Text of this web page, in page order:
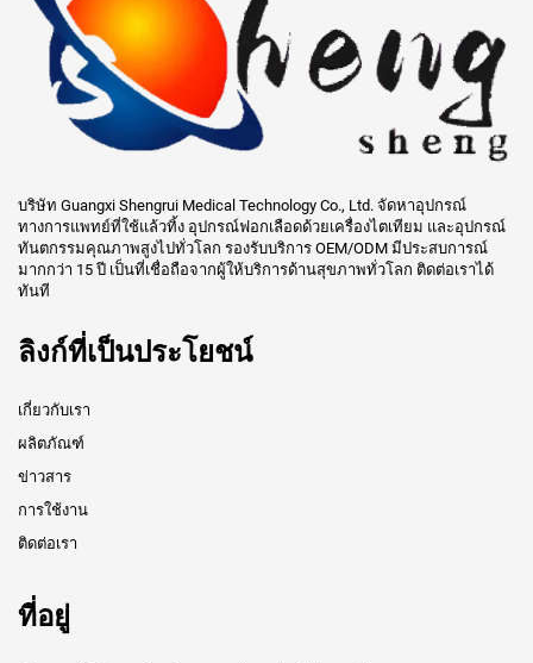
บริษัท Guangxi Shengrui Medical Technology Co., Ltd. จัดหาอุปกรณ์
ทางการแพทย์ที่ใช้แล้วทิ้ง อุปกรณ์ฟอกเลือดด้วยเครื่องไตเทียม และอุปกรณ์
ทันตกรรมคุณภาพสูงไปทั่วโลก รองรับบริการ OEM/ODM มีประสบการณ์
มากกว่า 15 ปี เป็นที่เชื่อถือจากผู้ให้บริการด้านสุขภาพทั่วโลก ติดต่อเราได้
ทันที
ลิงก์ที่เป็นประโยชน์
เกี่ยวกับเรา
ผลิตภัณฑ์
ข่าวสาร
การใช้งาน
ติดต่อเรา
ที่อยู่